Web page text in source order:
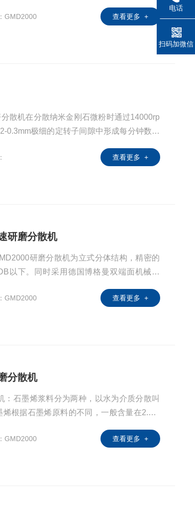
物料的处理一步到底的完成，我们将这种改
GMD2000 查看更多 +
散机在分散纳米金刚石微粉时通过14000rp
0.3mm极细的定转子间隙中形成每分钟数以
刚石微粉颗粒再次抱团，我们在研磨后又加
阻止物料再进行二次抱团。
查看更多 +
研磨分散机
研磨分散机为立式分体结构，精密的
以下。同时采用德国博格曼双端面机械密
GMD2000 查看更多 +
分散机
：石墨烯浆料分为两种，以水为介质分散叫
根据石墨烯原料的不同，一般含量在2.5-5
GMD2000 查看更多 +
电话
扫码加微信